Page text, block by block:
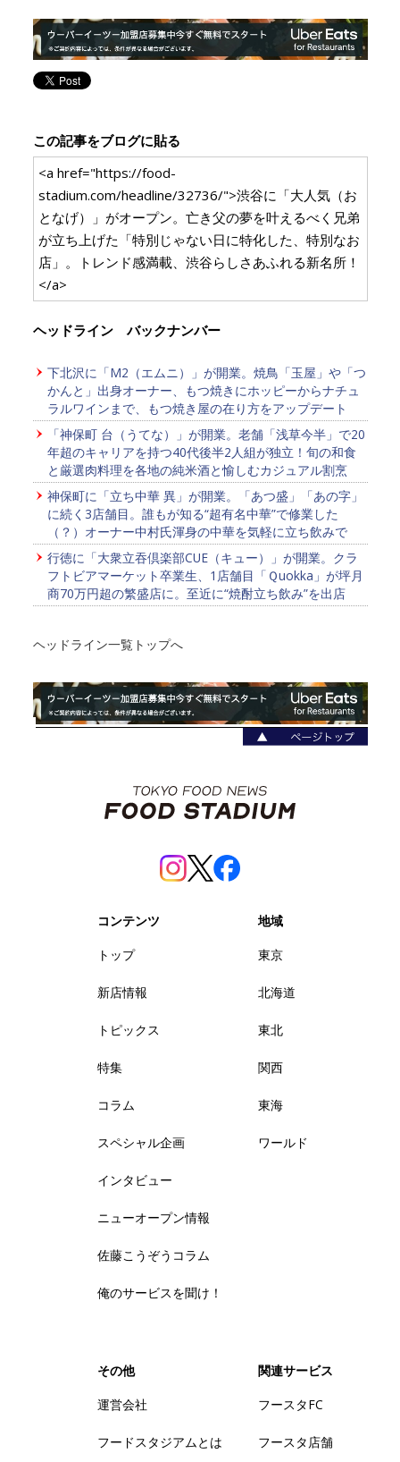
この記事をブログに貼る
<a href="https://food-
stadium.com/headline/32736/">渋谷に「大人気（お
となげ）」がオープン。亡き父の夢を叶えるべく兄弟
が立ち上げた「特別じゃない日に特化した、特別なお
店」。トレンド感満載、渋谷らしさあふれる新名所！
</a>
ヘッドライン バックナンバー
下北沢に「M2（エムニ）」が開業。焼鳥「玉屋」や「つ
かんと」出身オーナー、もつ焼きにホッピーからナチュ
ラルワインまで、もつ焼き屋の在り方をアップデート
「神保町 台（うてな）」が開業。老舗「浅草今半」で20
年超のキャリアを持つ40代後半2人組が独立！旬の和食
と厳選肉料理を各地の純米酒と愉しむカジュアル割烹
神保町に「立ち中華 異」が開業。「あつ盛」「あの字」
に続く3店舗目。誰もが知る“超有名中華”で修業した
（？）オーナー中村氏渾身の中華を気軽に立ち飲みで
行徳に「大衆立吞倶楽部CUE（キュー）」が開業。クラ
フトビアマーケット卒業生、1店舗目「Ｑuokka」が坪月
商70万円超の繁盛店に。至近に“焼酎立ち飲み”を出店
ヘッドライン一覧トップへ
コンテンツ
トップ
新店情報
トピックス
特集
コラム
スペシャル企画
インタビュー
ニューオープン情報
佐藤こうぞうコラム
俺のサービスを聞け！
地域
東京
北海道
東北
関西
東海
ワールド
その他
運営会社
フードスタジアムとは
関連サービス
フースタFC
フースタ店舗